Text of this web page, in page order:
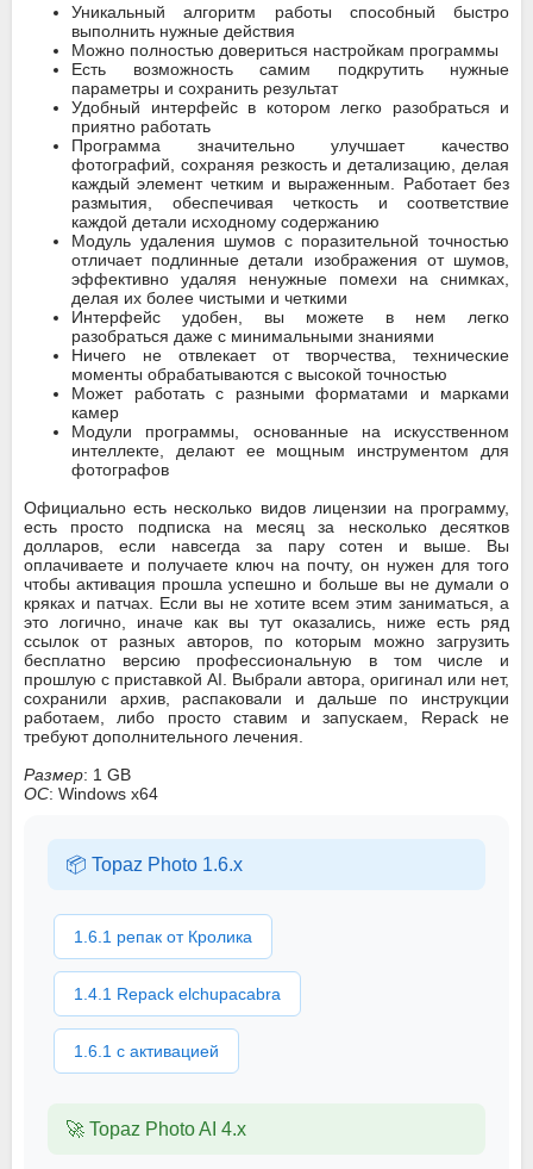
Уникальный алгоритм работы способный быстро
выполнить нужные действия
Можно полностью довериться настройкам программы
Есть возможность самим подкрутить нужные
параметры и сохранить результат
Удобный интерфейс в котором легко разобраться и
приятно работать
Программа значительно улучшает качество
фотографий, сохраняя резкость и детализацию, делая
каждый элемент четким и выраженным. Работает без
размытия, обеспечивая четкость и соответствие
каждой детали исходному содержанию
Модуль удаления шумов с поразительной точностью
отличает подлинные детали изображения от шумов,
эффективно удаляя ненужные помехи на снимках,
делая их более чистыми и четкими
Интерфейс удобен, вы можете в нем легко
разобраться даже с минимальными знаниями
Ничего не отвлекает от творчества, технические
моменты обрабатываются с высокой точностью
Может работать с разными форматами и марками
камер
Модули программы, основанные на искусственном
интеллекте, делают ее мощным инструментом для
фотографов
Официально есть несколько видов лицензии на программу,
есть просто подписка на месяц за несколько десятков
долларов, если навсегда за пару сотен и выше. Вы
оплачиваете и получаете ключ на почту, он нужен для того
чтобы активация прошла успешно и больше вы не думали о
кряках и патчах. Если вы не хотите всем этим заниматься, а
это логично, иначе как вы тут оказались, ниже есть ряд
ссылок от разных авторов, по которым можно загрузить
бесплатно версию профессиональную в том числе и
прошлую с приставкой AI. Выбрали автора, оригинал или нет,
сохранили архив, распаковали и дальше по инструкции
работаем, либо просто ставим и запускаем, Repack не
требуют дополнительного лечения.
Размер: 1 GB
ОС: Windows x64
📦 Topaz Photo 1.6.x
1.6.1 репак от Кролика
1.4.1 Repack elchupacabra
1.6.1 с активацией
🚀 Topaz Photo AI 4.x